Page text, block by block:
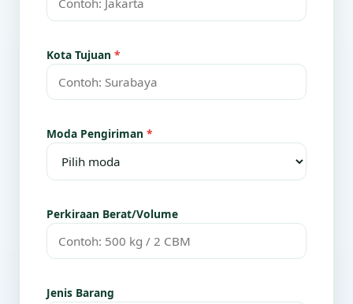
Kota Tujuan *
Moda Pengiriman *
Perkiraan Berat/Volume
Jenis Barang